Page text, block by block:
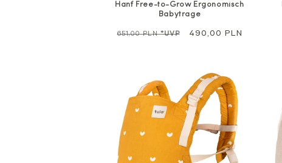
Hanf Free-to-Grow Ergonomisch
Babytrage
Regulärer
651,00 PLN*UVP Sale
490,00 PLN